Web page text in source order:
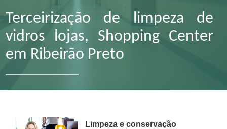
Terceirização de limpeza de
vidros lojas, Shopping Center
em Ribeirão Preto
Limpeza e conservação